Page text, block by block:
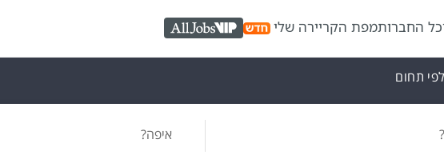
כל החברותמפת הקריירה שלי AllJobs VIP
תחום
איפה?